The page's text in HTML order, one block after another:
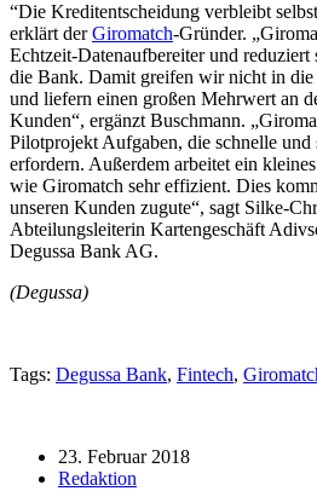
“Die Kreditentscheidung verbleibt
erklärt derGiromatch-Gründer.
Echtzeit-Datenaufbereiter und
die Bank. Damit greifen wir nicht in die
und liefern einen großen Mehrwert an
Kunden“, ergänzt Buschmann.
Pilotprojekt Aufgaben, die schnelle und
erfordern. Außerdem arbeitet ein
wie Giromatch sehr effizient. Dies
unseren Kunden zugute“, sagt Silke-
Abteilungsleiterin Kartengeschäft
Degussa Bank AG.
(Degussa)
Tags: Degussa Bank, Fintech,
23. Februar 2018
Redaktion